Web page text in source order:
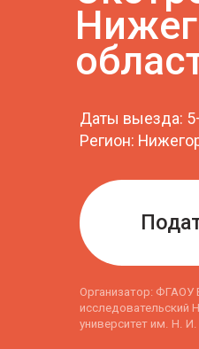
Организатор: ФГАОУ ВО
исследовательский
университет им. Н. И.
Даты выезда: 5–9